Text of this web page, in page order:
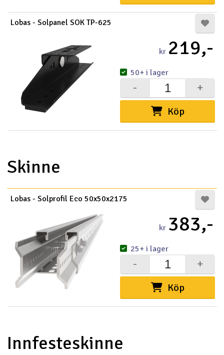
Lobas - Solpanel SOK TP-625
kr 219,-
Köp
+
-
50+ i lager
Skinne
Lobas - Solprofil Eco 50x50x2175
kr 383,-
Köp
+
-
25+ i lager
Innfesteskinne